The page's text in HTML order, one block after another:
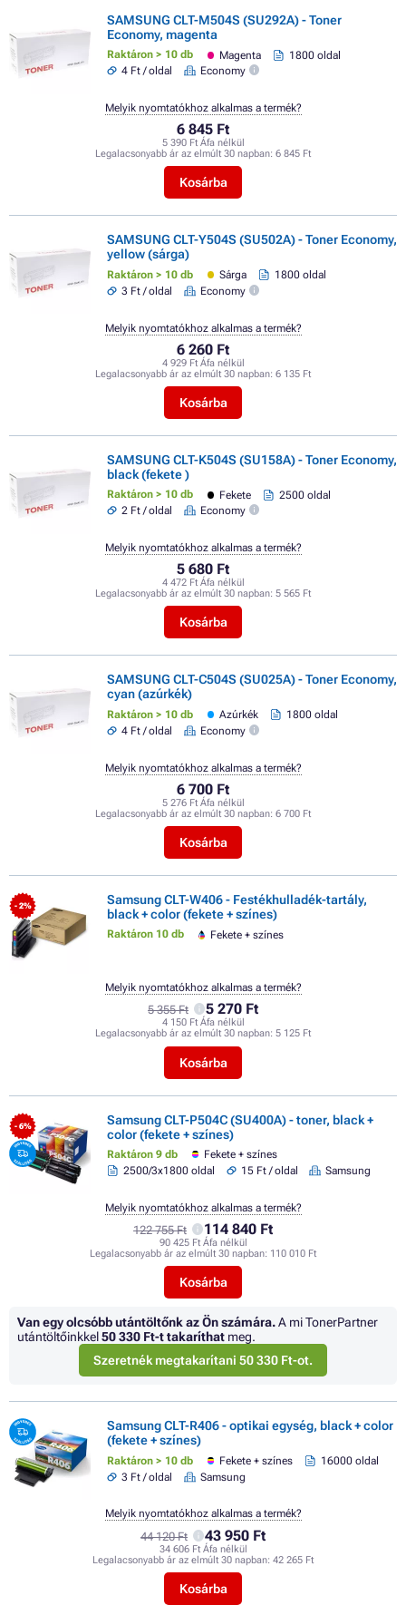
SAMSUNG CLT-M504S (SU292A) - Toner
Economy, magenta
Raktáron > 10 db Magenta
1800 oldal
4 Ft / oldal
Economy
6 845 Ft
5 390 Ft Áfa nélkül
Legalacsonyabb ár az elmúlt 30 napban: 6 845 Ft
Kosárba
Melyik nyomtatókhoz alkalmas a termék?
SAMSUNG CLT-Y504S (SU502A) - Toner Economy,
yellow (sárga)
Raktáron > 10 db Sárga
1800 oldal
3 Ft / oldal
Economy
6 260 Ft
4 929 Ft Áfa nélkül
Legalacsonyabb ár az elmúlt 30 napban: 6 135 Ft
Kosárba
Melyik nyomtatókhoz alkalmas a termék?
SAMSUNG CLT-K504S (SU158A) - Toner Economy,
black (fekete )
Raktáron > 10 db Fekete
2500 oldal
2 Ft / oldal
Economy
5 680 Ft
4 472 Ft Áfa nélkül
Legalacsonyabb ár az elmúlt 30 napban: 5 565 Ft
Kosárba
Melyik nyomtatókhoz alkalmas a termék?
SAMSUNG CLT-C504S (SU025A) - Toner Economy,
cyan (azúrkék)
Raktáron > 10 db Azúrkék
1800 oldal
4 Ft / oldal
Economy
6 700 Ft
5 276 Ft Áfa nélkül
Legalacsonyabb ár az elmúlt 30 napban: 6 700 Ft
Kosárba
Melyik nyomtatókhoz alkalmas a termék?
- 2%
Samsung CLT-W406 - Festékhulladék-tartály,
black + color (fekete + színes)
Raktáron 10 db Fekete + színes
5 355 Ft 5 270 Ft
4 150 Ft Áfa nélkül
Legalacsonyabb ár az elmúlt 30 napban: 5 125 Ft
Kosárba
Melyik nyomtatókhoz alkalmas a termék?
- 6%
Samsung CLT-P504C (SU400A) - toner, black +
color (fekete + színes)
Raktáron 9 db
Fekete + színes
2500/3x1800 oldal
15 Ft / oldal Samsung
122 755 Ft 114 840 Ft
90 425 Ft Áfa nélkül
Legalacsonyabb ár az elmúlt 30 napban: 110 010 Ft
Kosárba
Melyik nyomtatókhoz alkalmas a termék?
Van egy olcsóbb utántöltőnk az Ön számára.A mi TonerPartner
utántöltőinkkel50 330 Ft-t takaríthat meg.
Szeretnék megtakarítani 50 330 Ft-ot.
Samsung CLT-R406 - optikai egység, black + color
(fekete + színes)
Raktáron > 10 db Fekete + színes
16000 oldal
3 Ft / oldal
Samsung
44 120 Ft 43 950 Ft
34 606 Ft Áfa nélkül
Legalacsonyabb ár az elmúlt 30 napban: 42 265 Ft
Kosárba
Melyik nyomtatókhoz alkalmas a termék?